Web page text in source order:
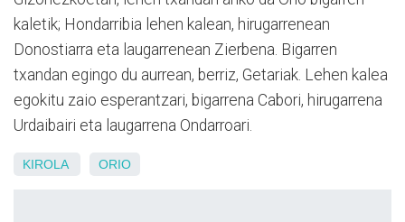
kaletik; Hondarribia lehen kalean, hirugarrenean
Donostiarra eta laugarrenean Zierbena. Bigarren
txandan egingo du aurrean, berriz, Getariak. Lehen kalea
egokitu zaio esperantzari, bigarrena Cabori, hirugarrena
Urdaibairi eta laugarrena Ondarroari.
KIROLA ORIO